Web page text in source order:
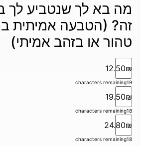
מה בא לך שנטביע לך
זה? (הטבעה אמיתית
טהור או בזהב אמיתי)
12.50₪
19
characters remaining
19.50₪
18
characters remaining
24.80₪
18
characters remaining